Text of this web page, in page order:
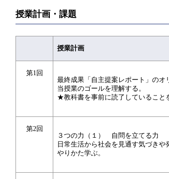
授業計画・課題
授業計画
第1回
最終成果「自主提案レポート」のオ
当授業のゴールを理解する。
★教科書を事前に読了していること
第2回
３つの力（１） 自問を立てる力
日常生活から社会を見通す気づきや
やりかた学ぶ。